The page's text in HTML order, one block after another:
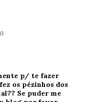
p/ te fazer
os pézinhos dos
Se puder me